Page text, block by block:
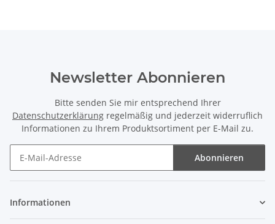
Newsletter Abonnieren
Bitte senden Sie mir entsprechend Ihrer
Datenschutzerklärung regelmäßig und jederzeit widerruflich
Informationen zu Ihrem Produktsortiment per E-Mail zu.
Abonnieren
Informationen